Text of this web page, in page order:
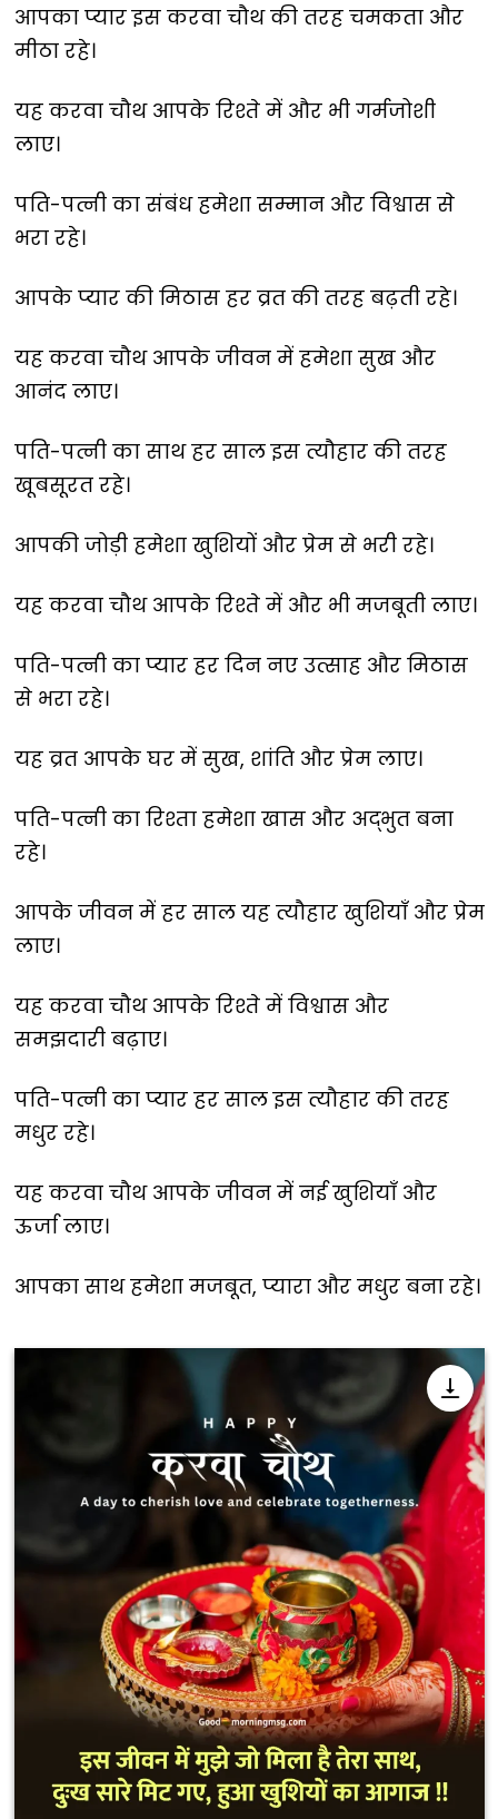
आपका प्यार इस करवा चौथ की तरह चमकता और
मीठा रहे।
यह करवा चौथ आपके रिश्ते में और भी गर्मजोशी
लाए।
पति-पत्नी का संबंध हमेशा सम्मान और विश्वास से
भरा रहे।
आपके प्यार की मिठास हर व्रत की तरह बढ़ती रहे।
यह करवा चौथ आपके जीवन में हमेशा सुख और
आनंद लाए।
पति-पत्नी का साथ हर साल इस त्यौहार की तरह
खूबसूरत रहे।
आपकी जोड़ी हमेशा खुशियों और प्रेम से भरी रहे।
यह करवा चौथ आपके रिश्ते में और भी मजबूती लाए।
पति-पत्नी का प्यार हर दिन नए उत्साह और मिठास
से भरा रहे।
यह व्रत आपके घर में सुख, शांति और प्रेम लाए।
पति-पत्नी का रिश्ता हमेशा खास और अद्भुत बना
रहे।
आपके जीवन में हर साल यह त्यौहार खुशियाँ और प्रेम
लाए।
यह करवा चौथ आपके रिश्ते में विश्वास और
समझदारी बढ़ाए।
पति-पत्नी का प्यार हर साल इस त्यौहार की तरह
मधुर रहे।
यह करवा चौथ आपके जीवन में नई खुशियाँ और
ऊर्जा लाए।
आपका साथ हमेशा मजबूत, प्यारा और मधुर बना रहे।